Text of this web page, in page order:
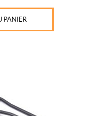
PANIER